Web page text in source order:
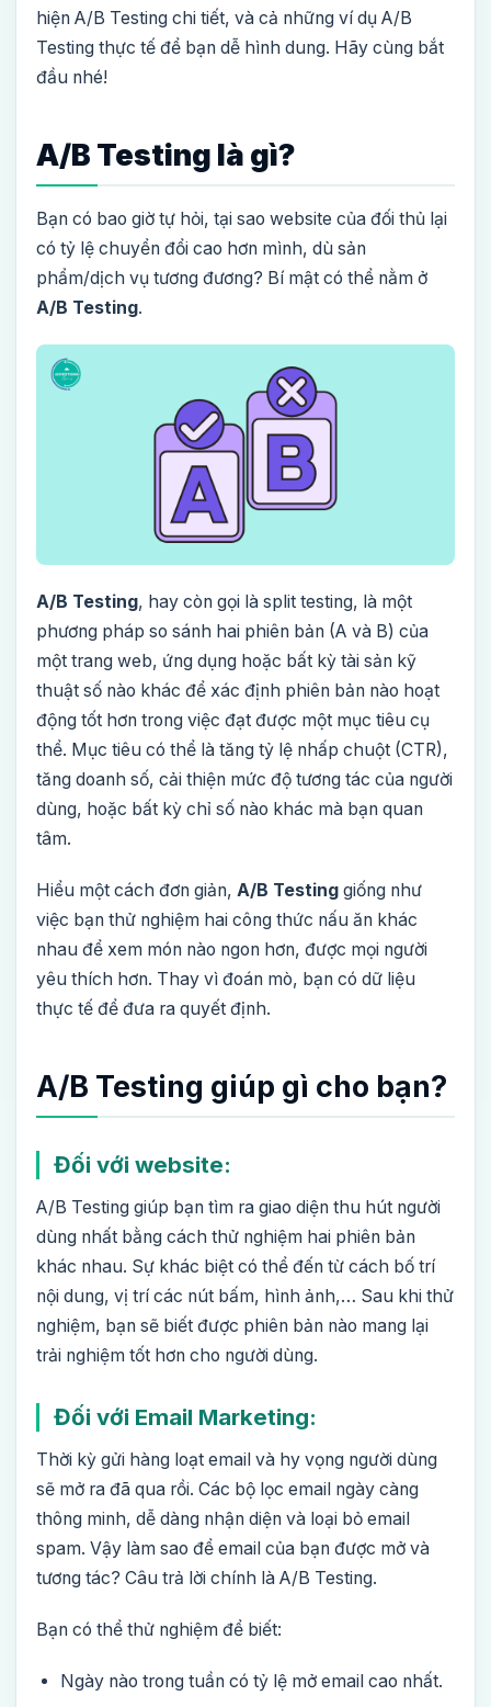
hiện A/B Testing chi tiết, và cả những ví dụ A/B
Testing thực tế để bạn dễ hình dung. Hãy cùng bắt
đầu nhé!
A/B Testing là gì?
Bạn có bao giờ tự hỏi, tại sao website của đối thủ lại
có tỷ lệ chuyển đổi cao hơn mình, dù sản
phẩm/dịch vụ tương đương? Bí mật có thể nằm ở
A/B Testing.
A/B Testing, hay còn gọi là split testing, là một
phương pháp so sánh hai phiên bản (A và B) của
một trang web, ứng dụng hoặc bất kỳ tài sản kỹ
thuật số nào khác để xác định phiên bản nào hoạt
động tốt hơn trong việc đạt được một mục tiêu cụ
thể. Mục tiêu có thể là tăng tỷ lệ nhấp chuột (CTR),
tăng doanh số, cải thiện mức độ tương tác của người
dùng, hoặc bất kỳ chỉ số nào khác mà bạn quan
tâm.
Hiểu một cách đơn giản, A/B Testing giống như
việc bạn thử nghiệm hai công thức nấu ăn khác
nhau để xem món nào ngon hơn, được mọi người
yêu thích hơn. Thay vì đoán mò, bạn có dữ liệu
thực tế để đưa ra quyết định.
A/B Testing giúp gì cho bạn?
Đối với website:
A/B Testing giúp bạn tìm ra giao diện thu hút người
dùng nhất bằng cách thử nghiệm hai phiên bản
khác nhau. Sự khác biệt có thể đến từ cách bố trí
nội dung, vị trí các nút bấm, hình ảnh,… Sau khi thử
nghiệm, bạn sẽ biết được phiên bản nào mang lại
trải nghiệm tốt hơn cho người dùng.
Đối với Email Marketing:
Thời kỳ gửi hàng loạt email và hy vọng người dùng
sẽ mở ra đã qua rồi. Các bộ lọc email ngày càng
thông minh, dễ dàng nhận diện và loại bỏ email
spam. Vậy làm sao để email của bạn được mở và
tương tác? Câu trả lời chính là A/B Testing.
Bạn có thể thử nghiệm để biết:
Ngày nào trong tuần có tỷ lệ mở email cao nhất.